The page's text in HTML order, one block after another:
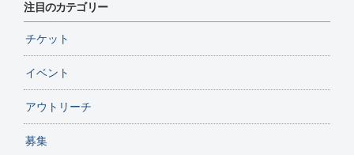
注目のカテゴリー
チケット
イベント
アウトリーチ
募集